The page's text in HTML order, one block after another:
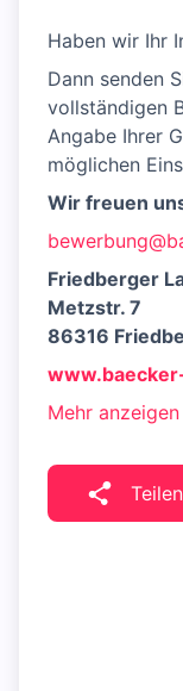
Haben wir Ihr
Dann senden
vollständigen
Angabe Ihrer
möglichen
Wir freuen
Friedberger
Metzstr. 7
86316
Mehr anzeigen
Teilen